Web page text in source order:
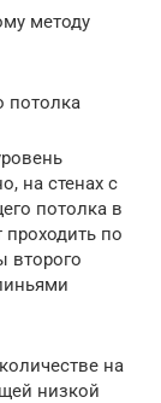
методу
потолка
на стенах с
потолка в
проходить по
второго
на
низкой